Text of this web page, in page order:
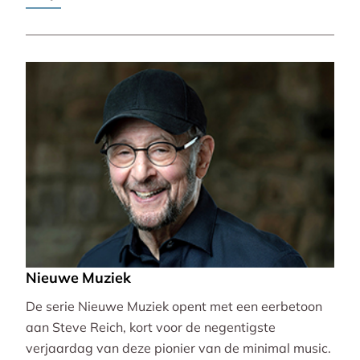
Nieuwe Muziek
De serie Nieuwe Muziek opent met een eerbetoon
aan Steve Reich, kort voor de negentigste
verjaardag van deze pionier van de minimal music.